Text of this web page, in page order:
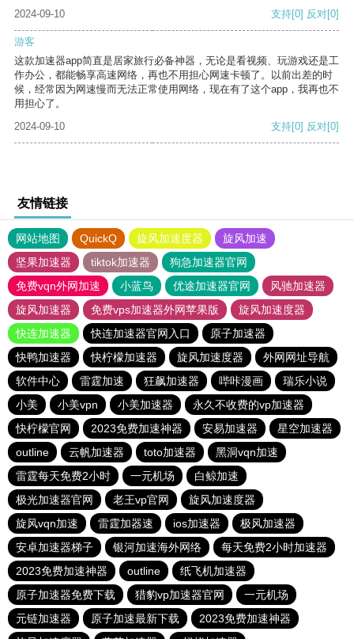
2024-09-10 支持[0] 反对[0]
游客
这款加速器app简直是居家旅行必备神器，无论是看视频、玩游戏还是工
作办公，都能畅享高速网络，再也不用担心网速卡顿了。以前出差的时
候，经常因为网速慢而无法正常使用网络，现在有了这个app，我再也不
用担心了。
2024-09-10
支持[0] 反对[0]
友情链接
网站地图 QuickQ 旋风加速度器
旋风加速
坚果加速器
tiktok加速器
狗急加速器官网
免费vqn外网加速
小蓝鸟 优途加速器官网
风驰加速器
旋风加速器
免费vps加速器外网苹果版
旋风加速度器
快连加速器
快连加速器官网入口
原子加速器
快鸭加速器
快柠檬加速器 旋风加速度器
外网网址导航
软件中心
雷霆加速 狂飙加速器 哔咔漫画
瑞乐小说
小美
小美vpn 小美加速器
永久不收费的vp加速器
快柠檬官网
2023免费加速神器 安易加速器
星空加速器
outline
云帆加速器 toto加速器
黑洞vqn加速
雷霆每天免费2小时
一元机场
白鲸加速
极光加速器官网
老王vp官网
旋风加速度器
旋风vqn加速
雷霆加器速 ios加速器
极风加速器
安卓加速器梯子
银河加速海外网络
每天免费2小时加速器
2023免费加速神器
outline
纸飞机加速器
原子加速器免费下载
猎豹vp加速器官网
一元机场
元链加速器
原子加速最新下载
2023免费加速神器